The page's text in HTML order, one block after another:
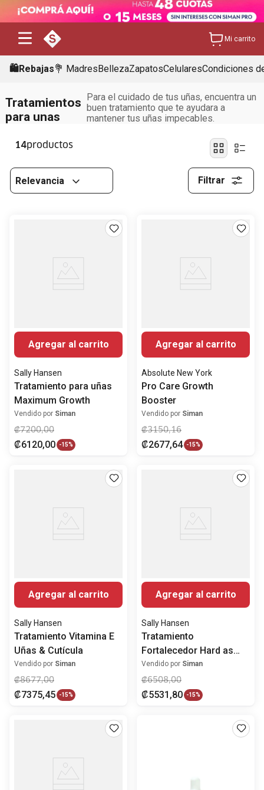
Mi carrito
🛍️Rebajas💐 MadresBellezaZapatosCelularesCondiciones
Tratamientos
para unas
Para el cuidado de tus uñas, encuentra un
buen tratamiento que te ayudara a
mantener tus uñas impecables.
14
Relevancia Filtrar
Agregar al carrito
Sally Hansen
Tratamiento para uñas
Maximum Growth
Vendido por Siman
₡7200,00
₡6120,00 -15%
Agregar al carrito
Absolute New York
Pro Care Growth
Booster
Vendido por Siman
₡3150,16
₡2677,64 -15%
Agregar al carrito
Sally Hansen
Tratamiento Vitamina E
Uñas & Cutícula
Vendido por Siman
₡8677,00
₡7375,45 -15%
Agregar al carrito
Sally Hansen
Tratamiento
Fortalecedor Hard as
Nail Clear
Vendido por Siman
₡6508,00
₡5531 ,80 -15%